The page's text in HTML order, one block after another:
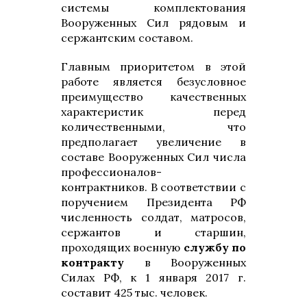
системы комплектования
Вооруженных Сил рядовым и
сержантским составом.
Главным приоритетом в этой
работе является безусловное
преимущество качественных
характеристик перед
количественными, что
предполагает увеличение в
составе Вооруженных Сил числа
профессионалов-
контрактников. В соответствии с
поручением Президента РФ
численность солдат, матросов,
сержантов и старшин,
проходящих военную службу по
контракту в Вооруженных
Силах РФ, к 1 января 2017 г.
составит 425 тыс. человек.